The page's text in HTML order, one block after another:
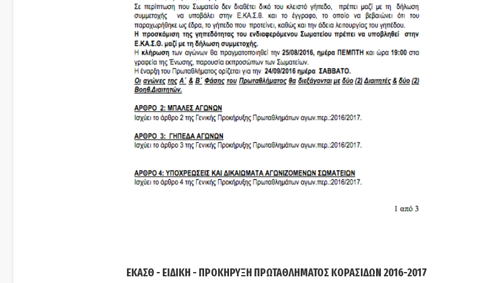
ΕΚΑΣΘ - ΕΙΔΙΚΗ - ΠΡΟΚΗΡΥΞΗ ΠΡΩΤΑΘΛΗΜΑΤΟΣ ΚΟΡΑΣΙΔΩΝ 2016-2017